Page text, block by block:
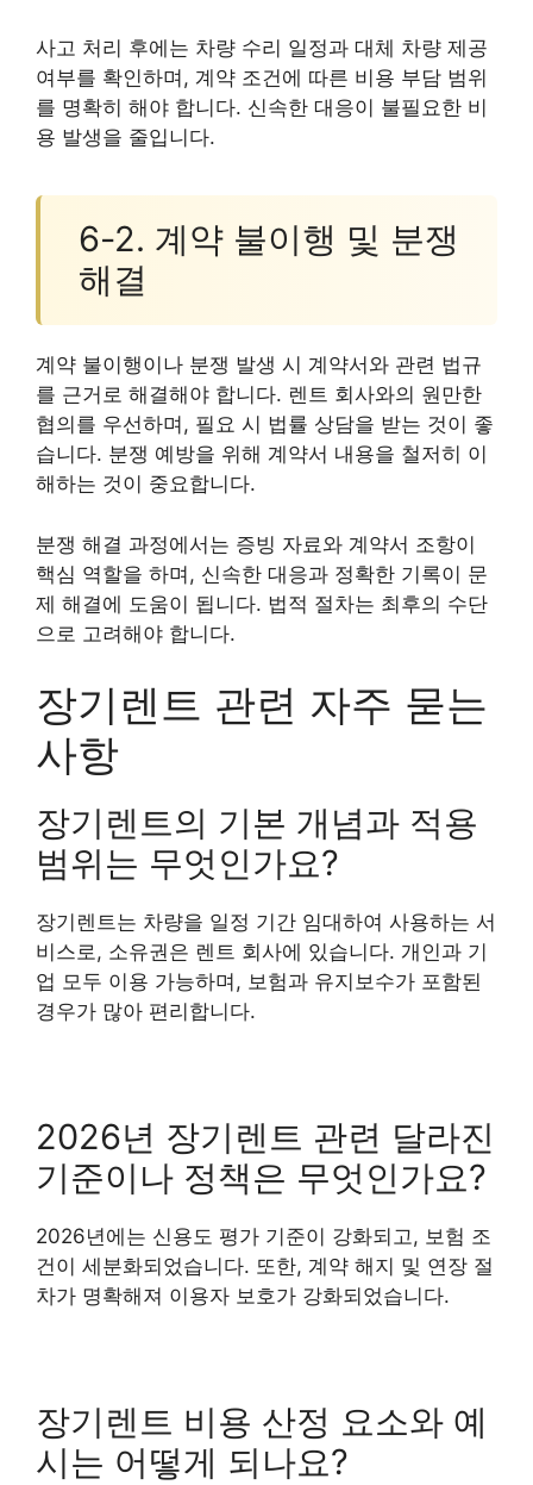
사고 처리 후에는 차량 수리 일정과 대체 차량 제공
여부를 확인하며, 계약 조건에 따른 비용 부담 범위
를 명확히 해야 합니다. 신속한 대응이 불필요한 비
용 발생을 줄입니다.
6-2. 계약 불이행 및 분쟁
해결
계약 불이행이나 분쟁 발생 시 계약서와 관련 법규
를 근거로 해결해야 합니다. 렌트 회사와의 원만한
협의를 우선하며, 필요 시 법률 상담을 받는 것이 좋
습니다. 분쟁 예방을 위해 계약서 내용을 철저히 이
해하는 것이 중요합니다.
분쟁 해결 과정에서는 증빙 자료와 계약서 조항이
핵심 역할을 하며, 신속한 대응과 정확한 기록이 문
제 해결에 도움이 됩니다. 법적 절차는 최후의 수단
으로 고려해야 합니다.
장기렌트 관련 자주 묻는
사항
장기렌트의 기본 개념과 적용
범위는 무엇인가요?
장기렌트는 차량을 일정 기간 임대하여 사용하는 서
비스로, 소유권은 렌트 회사에 있습니다. 개인과 기
업 모두 이용 가능하며, 보험과 유지보수가 포함된
경우가 많아 편리합니다.
2026년 장기렌트 관련 달라진
기준이나 정책은 무엇인가요?
2026년에는 신용도 평가 기준이 강화되고, 보험 조
건이 세분화되었습니다. 또한, 계약 해지 및 연장 절
차가 명확해져 이용자 보호가 강화되었습니다.
장기렌트 비용 산정 요소와 예
시는 어떻게 되나요?